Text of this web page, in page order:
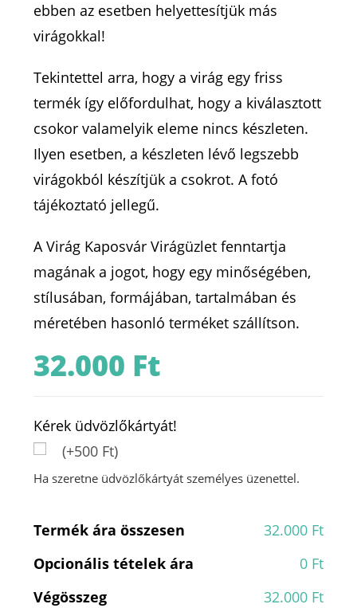
ebben az esetben helyettesítjük más
virágokkal!
Tekintettel arra, hogy a virág egy friss
termék így előfordulhat, hogy a kiválasztott
csokor valamelyik eleme nincs készleten.
Ilyen esetben, a készleten lévő legszebb
virágokból készítjük a csokrot. A fotó
tájékoztató jellegű.
A Virág Kaposvár Virágüzlet fenntartja
magának a jogot, hogy egy minőségében,
stílusában, formájában, tartalmában és
méretében hasonló terméket szállítson.
32.000 Ft
Kérek üdvözlőkártyát!
(+500 Ft)
Ha szeretne üdvözlőkártyát személyes üzenettel.
Termék ára összesen
32.000 Ft
Opcionális tételek ára
0 Ft
Végösszeg
32.000 Ft